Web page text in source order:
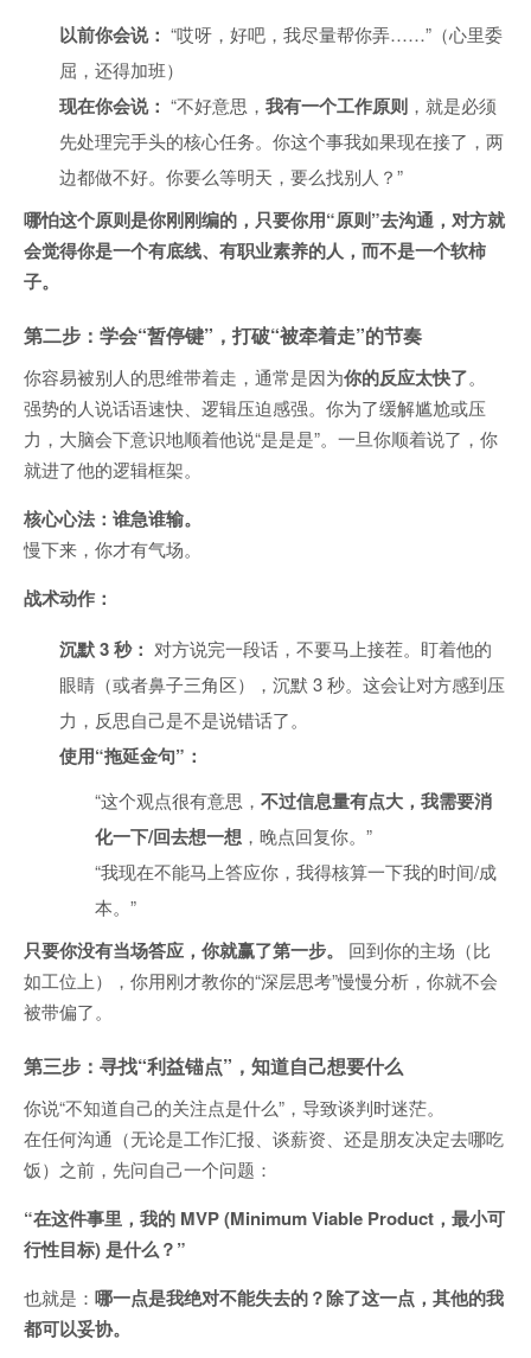
以前你会说： “哎呀，好吧，我尽量帮你弄……”（心里委
屈，还得加班）
现在你会说： “不好意思， 我有一个工作原则 ，就是必须
先处理完手头的核心任务。你这个事我如果现在接了，两
边都做不好。你要么等明天，要么找别人？”
哪怕这个原则是你刚刚编的，只要你用“原则”去沟通，对方就
会觉得你是一个有底线、有职业素养的人，而不是一个软柿
子。
第二步：学会“暂停键”，打破“被牵着走”的节奏
你容易被别人的思维带着走，通常是因为你的反应太快了。
强势的人说话语速快、逻辑压迫感强。你为了缓解尴尬或压
力，大脑会下意识地顺着他说“是是是”。一旦你顺着说了，你
就进了他的逻辑框架。
核心心法：谁急谁输。
慢下来，你才有气场。
战术动作：
沉默 3 秒： 对方说完一段话，不要马上接茬。盯着他的
眼睛（或者鼻子三角区），沉默 3 秒。这会让对方感到压
力，反思自己是不是说错话了。
使用“拖延金句”：
“这个观点很有意思， 不过信息量有点大，我需要消
化一下/回去想一想 ，晚点回复你。”
“我现在不能马上答应你，我得核算一下我的时间/成
本。”
只要你没有当场答应，你就赢了第一步。
回到你的主场（比
如工位上），你用刚才教你的“深层思考”慢慢分析，你就不会
被带偏了。
第三步：寻找“利益锚点”，知道自己想要什么
你说“不知道自己的关注点是什么”，导致谈判时迷茫。
在任何沟通（无论是工作汇报、谈薪资、还是朋友决定去哪吃
饭）之前，先问自己一个问题：
“在这件事里，我的 MVP (Minimum Viable Product，最小可
行性目标) 是什么？”
也就是： 哪一点是我绝对不能失去的？除了这一点，其他的我
都可以妥协。